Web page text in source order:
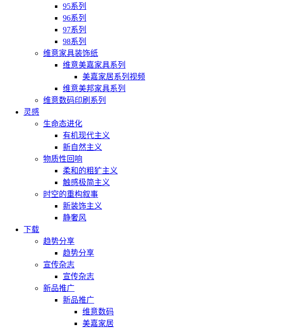
95系列
96系列
97系列
98系列
维意家具装饰纸
维意美嘉家具系列
美嘉家居系列视频
维意美邦家具系列
维意数码印刷系列
灵感
生命态进化
有机现代主义
新自然主义
物质性回响
柔和的粗犷主义
触感极简主义
时空的重构叙事
新装饰主义
静奢风
下载
趋势分享
趋势分享
宣传杂志
宣传杂志
新品推广
新品推广
维意数码
美嘉家居